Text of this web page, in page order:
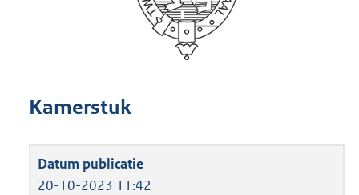
Kamerstuk
20-10-2023 11:42